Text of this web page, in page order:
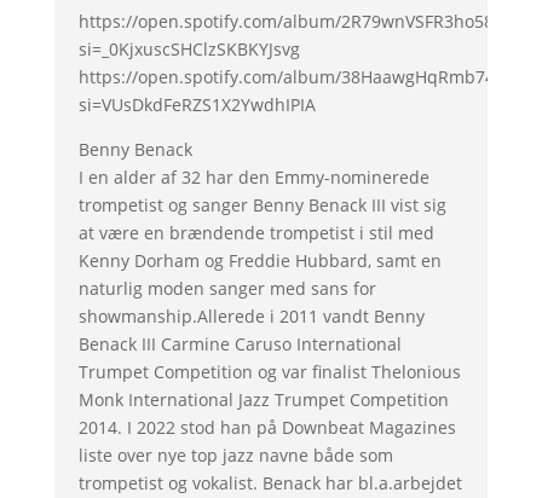
https://open.spotify.com/album/
si=_0KjxuscSHClzSKBKYJsvg
https://open.spotify.com/album/
si=VUsDkdFeRZS1X2YwdhIPIA
Benny Benack
I en alder af 32 har den Emmy-nominerede
trompetist og sanger Benny Benack III vist sig
at være en brændende trompetist i stil med
Kenny Dorham og Freddie Hubbard, samt en
naturlig moden sanger med sans for
showmanship.Allerede i 2011 vandt Benny
Benack III Carmine Caruso International
Trumpet Competition og var finalist Thelonious
Monk International Jazz Trumpet Competition
2014. I 2022 stod han på Downbeat Magazines
liste over nye top jazz navne både som
trompetist og vokalist. Benack har bl.a.arbejdet